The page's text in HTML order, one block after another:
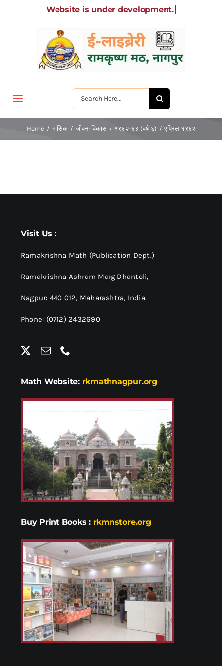
Search
for:
Toggle
Navigation
मुखपृष्ठ
श्रीरामकृष्ण
स्वामी विवेकानन्द
शास्त्र ग्रन्थ
अन्य प्रवर्ग
Home मासिक जीवन-विकास १९६२-६३ (वर्ष ६) एप्रिल १९६२
Visit Us :
Ramakrishna Math (Publication Dept.)
Ramakrishna Ashram Marg Dhantoli,
Nagpur: 440 012, Maharashtra, India.
Phone: (0712) 2432690
Math Website: rkmathnagpur.org
Buy Print Books : rkmnstore.org